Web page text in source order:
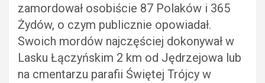
zamordował osobiście 87 Polaków i 365
Żydów, o czym publicznie opowiadał.
Swoich mordów najczęściej dokonywał w
Lasku Łączyńskim 2 km od Jędrzejowa lub
na cmentarzu parafii Świętej Trójcy w